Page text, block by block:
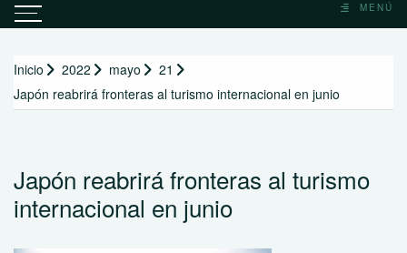
MENÚ
Inicio 2022 mayo
21
Japón reabrirá fronteras al turismo internacional en junio
Japón reabrirá fronteras al turismo
internacional en junio